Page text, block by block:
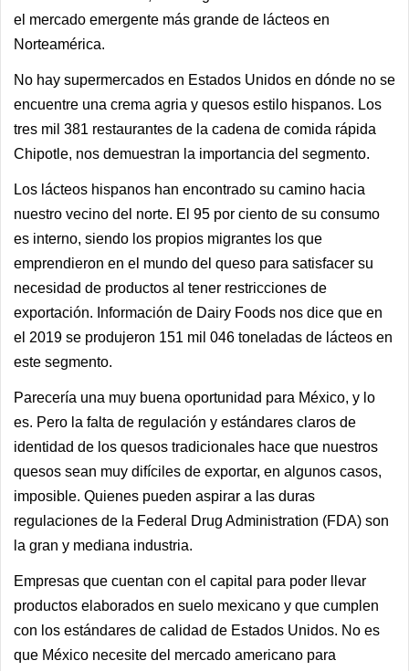
el mercado emergente más grande de lácteos en
Norteamérica.
No hay supermercados en Estados Unidos en dónde no se
encuentre una crema agria y quesos estilo hispanos. Los
tres mil 381 restaurantes de la cadena de comida rápida
Chipotle, nos demuestran la importancia del segmento.
Los lácteos hispanos han encontrado su camino hacia
nuestro vecino del norte. El 95 por ciento de su consumo
es interno, siendo los propios migrantes los que
emprendieron en el mundo del queso para satisfacer su
necesidad de productos al tener restricciones de
exportación. Información de Dairy Foods nos dice que en
el 2019 se produjeron 151 mil 046 toneladas de lácteos en
este segmento.
Parecería una muy buena oportunidad para México, y lo
es. Pero la falta de regulación y estándares claros de
identidad de los quesos tradicionales hace que nuestros
quesos sean muy difíciles de exportar, en algunos casos,
imposible. Quienes pueden aspirar a las duras
regulaciones de la Federal Drug Administration (FDA) son
la gran y mediana industria.
Empresas que cuentan con el capital para poder llevar
productos elaborados en suelo mexicano y que cumplen
con los estándares de calidad de Estados Unidos. No es
que México necesite del mercado americano para